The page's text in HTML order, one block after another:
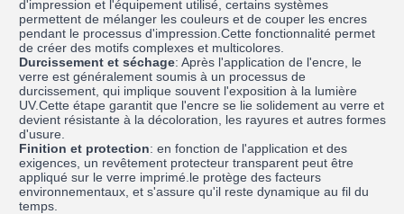
d'impression et l'équipement utilisé, certains systèmes
permettent de mélanger les couleurs et de couper les encres
pendant le processus d'impression.Cette fonctionnalité permet
de créer des motifs complexes et multicolores.
Durcissement et séchage: Après l'application de l'encre, le
verre est généralement soumis à un processus de
durcissement, qui implique souvent l'exposition à la lumière
UV.Cette étape garantit que l'encre se lie solidement au verre et
devient résistante à la décoloration, les rayures et autres formes
d'usure.
Finition et protection: en fonction de l'application et des
exigences, un revêtement protecteur transparent peut être
appliqué sur le verre imprimé.le protège des facteurs
environnementaux, et s'assure qu'il reste dynamique au fil du
temps.